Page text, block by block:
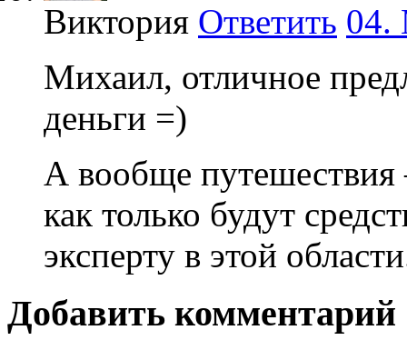
Виктория Ответить 04.
Михаил, отличное
деньги =)
А вообще путешествия
как только будут
эксперту в этой
Добавить комментарий